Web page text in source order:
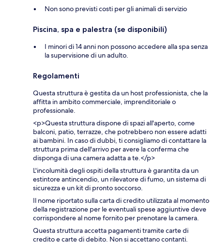
Non sono previsti costi per gli animali di servizio
Piscina, spa e palestra (se disponibili)
I minori di 14 anni non possono accedere alla spa senza
la supervisione di un adulto.
Regolamenti
Questa struttura è gestita da un host professionista, che la
affitta in ambito commerciale, imprenditoriale o
professionale.
<p>Questa struttura dispone di spazi all'aperto, come
balconi, patio, terrazze, che potrebbero non essere adatti
ai bambini. In caso di dubbi, ti consigliamo di contattare la
struttura prima dell'arrivo per avere la conferma che
disponga di una camera adatta a te.</p>
L'incolumità degli ospiti della struttura è garantita da un
estintore antincendio, un rilevatore di fumo, un sistema di
sicurezza e un kit di pronto soccorso.
Il nome riportato sulla carta di credito utilizzata al momento
della registrazione per le eventuali spese aggiuntive deve
corrispondere al nome fornito per prenotare la camera.
Questa struttura accetta pagamenti tramite carte di
credito e carte di debito. Non si accettano contanti.